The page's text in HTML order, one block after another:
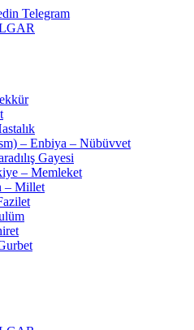
Telegram
– Enbiya – Nübüvvet
Gayesi
– Memleket
– Millet